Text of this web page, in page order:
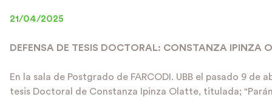
21/04/2025
DEFENSA DE TESIS DOCTORAL: CONSTANZA IPINZA
En la sala de Postgrado de FARCODI. UBB el pasado 9 de
tesis Doctoral de Constanza Ipinza Olatte, titulada;